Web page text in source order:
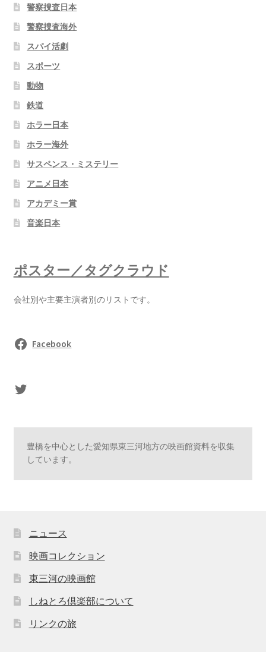
警察捜査日本
警察捜査海外
スパイ活劇
スポーツ
動物
鉄道
ホラー日本
ホラー海外
サスペンス・ミステリー
アニメ日本
アカデミー賞
音楽日本
ポスター／タグクラウド
会社別や主要主演者別のリストです。
Facebook
sasaki's Twitter
豊橋を中心とした愛知県東三河地方の映画館資料を収集
しています。
ニュース
映画コレクション
東三河の映画館
しねとろ倶楽部について
リンクの旅